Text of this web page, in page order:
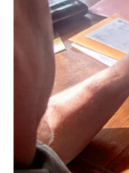
Lịch thi đấu bóng đá
Thế giới thể thao
eSports
Hậu trường